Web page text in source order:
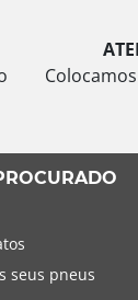
seus pneus